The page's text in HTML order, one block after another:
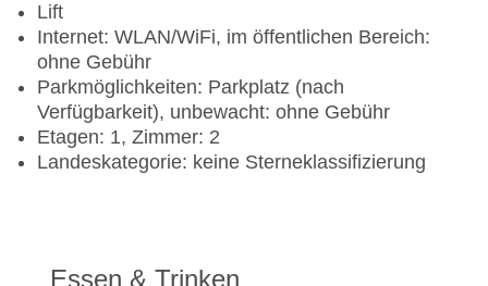
Lift
Internet: WLAN/WiFi, im öffentlichen Bereich:
ohne Gebühr
Parkmöglichkeiten: Parkplatz (nach
Verfügbarkeit), unbewacht: ohne Gebühr
Etagen: 1, Zimmer: 2
Landeskategorie: keine Sterneklassifizierung
Essen & Trinken